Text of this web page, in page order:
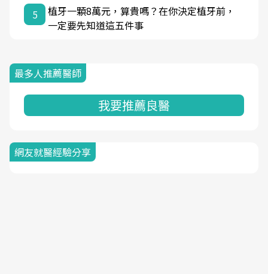
5
植牙一顆8萬元，算貴嗎？在你決定植牙前，
一定要先知道這五件事
最多人推薦醫師
我要推薦良醫
網友就醫經驗分享